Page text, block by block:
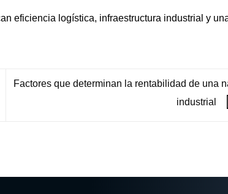
eficiencia logística, infraestructura industrial y
Factores que determinan la rentabilidad de una
industrial